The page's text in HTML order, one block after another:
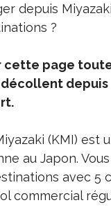
depuis
?
cette page
depuis
(KMI) est
au Japon.
avec 5
commercial